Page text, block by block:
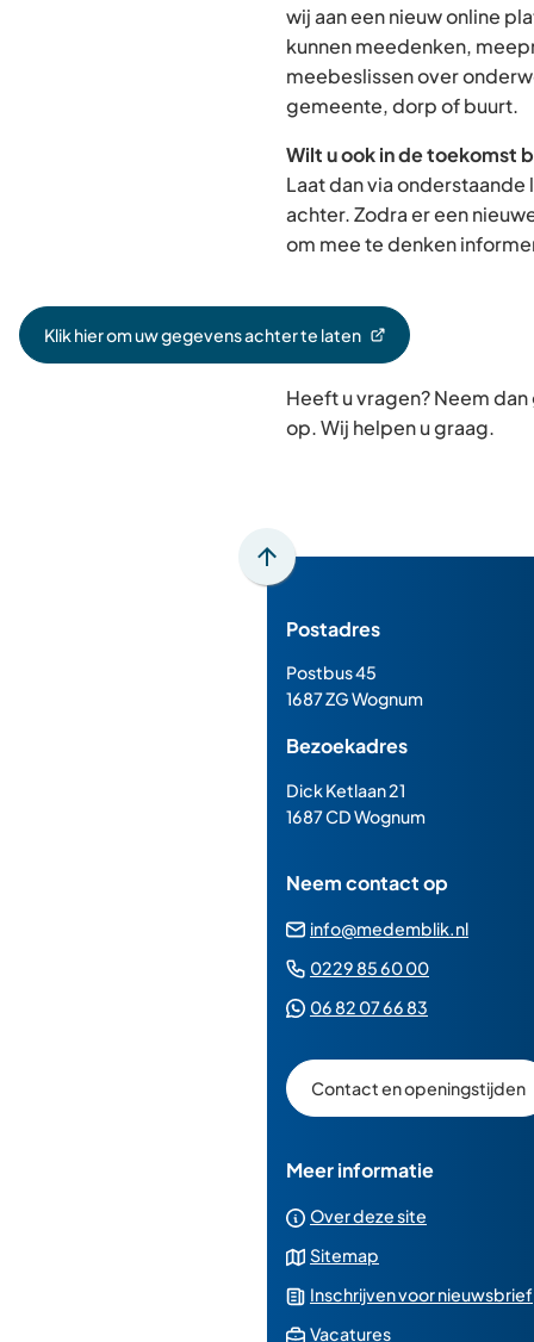
wij aan een nieuw online
kunnen meedenken,
meebeslissen over
gemeente, dorp of buurt.
Wilt u ook in de toekomst
Laat dan via
achter. Zodra er een
om mee te denken
Klik hier om uw gegevens achter te laten
(Verwijst
Heeft u vragen? Neem
op. Wij helpen u graag.
Scroll
boven
het
van
de
paginainhoud
Postadres
Postbus 45
1687 ZG Wognum
Bezoekadres
Dick Ketlaan 21
1687 CD Wognum
Neem contact op
info@medemblik.nl
0229 85 60 00(Verwijst
06 82 07 66 83
een
Whatsapp
Contact en openingstijden
Meer informatie
Over deze site
Sitemap
Inschrijven voor nieuwsbrief
Vacatures(Verwijst